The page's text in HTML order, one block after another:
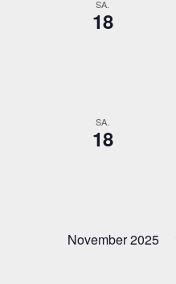
SA.
18
SA.
18
November 2025